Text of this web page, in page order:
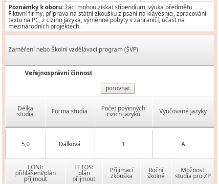
Poznámky k oboru:žáci mohou získat stipendium, výuka předmětu
Fiktivní firmy, příprava na státní zkoušku z psaní na klávesnici, zpracování
textu na PC, z cizího jazyka, výměnné pobyty v zahraničí, účast na
mezinárodních projektech.
Zaměření nebo Školní vzdělávací program (ŠVP)
Veřejnosprávní činnost
porovnat
Délka
studia Forma studia Počet povinných
cizích jazyků Vyučované jazyky
5,0 Dálková 1 A
LONI:
přihlášení/plán
přijmout
LETOS:
plán
přijmout
Přijímací
zkouška
Roční
školné
Možnost
studia pro ZP